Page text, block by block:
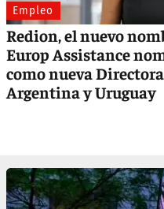
Empleo
Redion, el nuevo
Europ Assistance
como nueva
Argentina y Uruguay